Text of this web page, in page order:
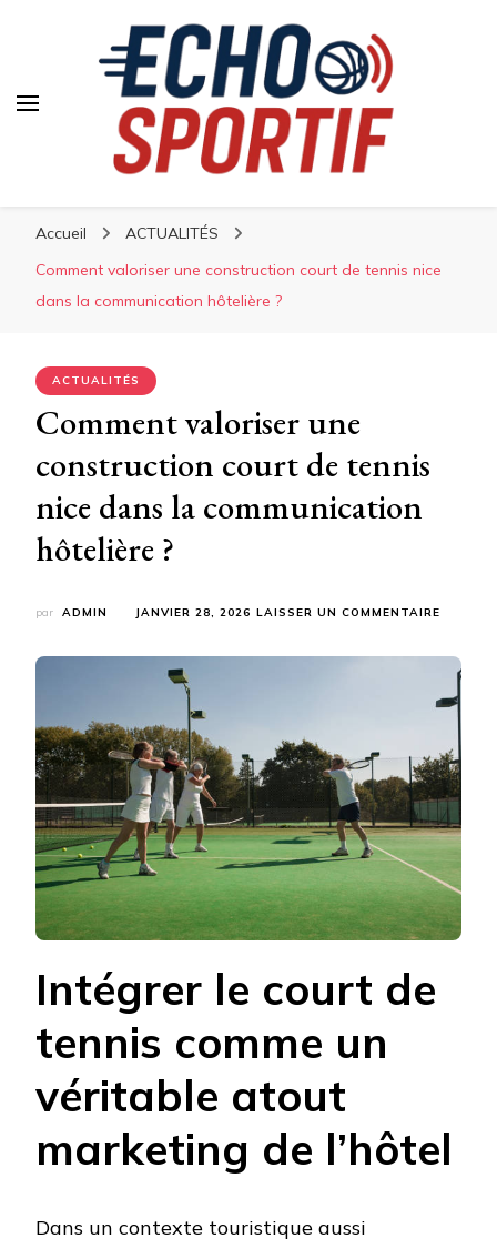
Accueil
ACTUALITÉS
Comment valoriser une construction court de tennis nice
dans la communication hôtelière ?
ACTUALITÉS
Comment valoriser une
construction court de tennis
nice dans la communication
hôtelière ?
par ADMIN JANVIER 28, 2026 LAISSER UN COMMENTAIRE
UNE
COURT
TENNIS
NICE
DANS
LA
Intégrer le court de
tennis comme un
véritable atout
marketing de l’hôtel
Dans un contexte touristique aussi